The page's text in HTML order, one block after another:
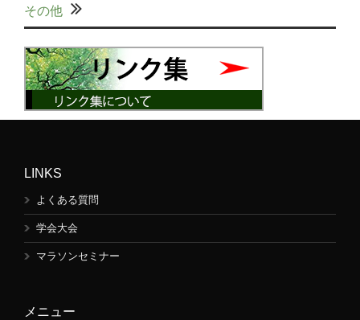
その他
LINKS
よくある質問
学会大会
マラソンセミナー
メニュー